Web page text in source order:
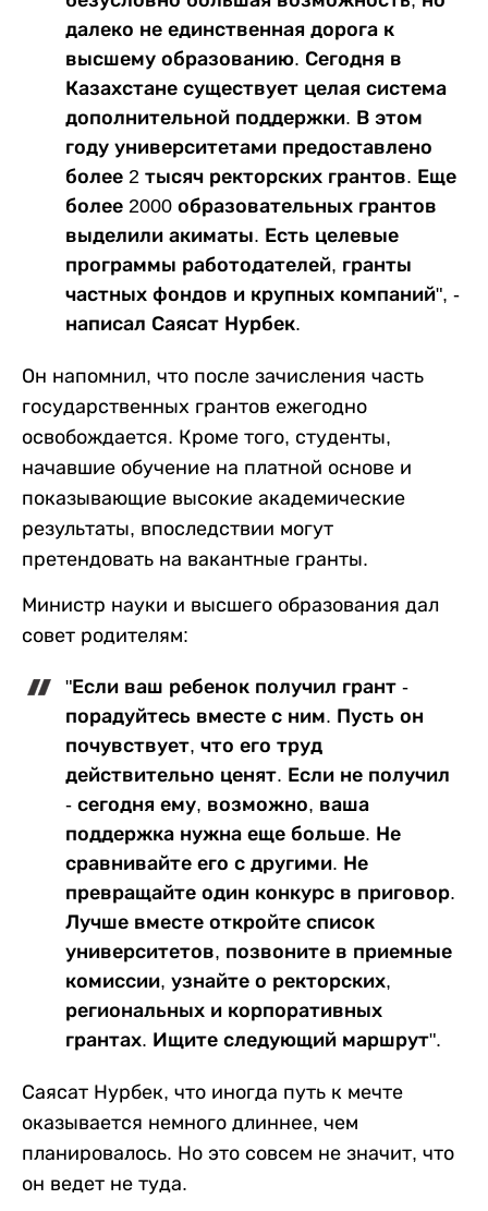
далеко не единственная дорога к
высшему образованию. Сегодня в
Казахстане существует целая система
дополнительной поддержки. В этом
году университетами предоставлено
более 2 тысяч ректорских грантов. Еще
более 2000 образовательных грантов
выделили акиматы. Есть целевые
программы работодателей, гранты
частных фондов и крупных компаний", -
написал Саясат Нурбек.
Он напомнил, что после зачисления часть
государственных грантов ежегодно
освобождается. Кроме того, студенты,
начавшие обучение на платной основе и
показывающие высокие академические
результаты, впоследствии могут
претендовать на вакантные гранты.
Министр науки и высшего образования дал
совет родителям:
"Если ваш ребенок получил грант -
порадуйтесь вместе с ним. Пусть он
почувствует, что его труд
действительно ценят. Если не получил
- сегодня ему, возможно, ваша
поддержка нужна еще больше. Не
сравнивайте его с другими. Не
превращайте один конкурс в приговор.
Лучше вместе откройте список
университетов, позвоните в приемные
комиссии, узнайте о ректорских,
региональных и корпоративных
грантах. Ищите следующий маршрут".
Саясат Нурбек, что иногда путь к мечте
оказывается немного длиннее, чем
планировалось. Но это совсем не значит, что
он ведет не туда.